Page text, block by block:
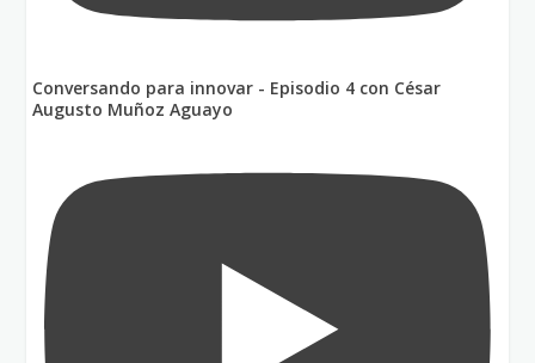
Conversando para innovar - Episodio 4 con César
Augusto Muñoz Aguayo